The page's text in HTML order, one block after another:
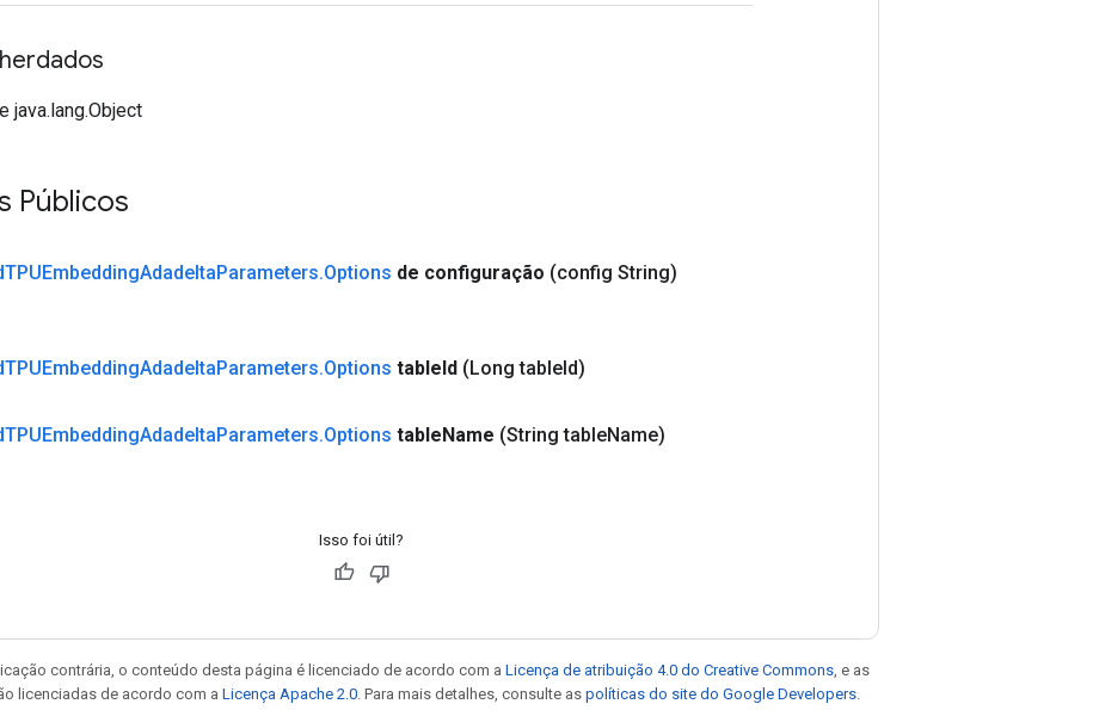
java.lang.Object
Públicos
TPUEmbeddingAdadeltaParameters.Options de configuração (config String)
TPUEmbeddingAdadeltaParameters.Options tableId (Long tableId)
TPUEmbeddingAdadeltaParameters.Options tableName (String tableName)
Isso foi útil?
contrária, o conteúdo desta página é licenciado de acordo com a Licença de atribuição 4.0 do Creative Commons , e as
licenciadas de acordo com a Licença Apache 2.0 . Para mais detalhes, consulte as políticas do site do Google Developers